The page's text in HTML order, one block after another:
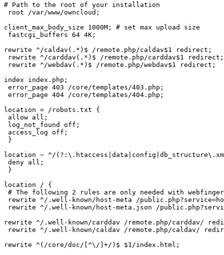
# Path to the root of your installation
root /var/www/owncloud;
client_max_body_size 1000M; # set max upload size
fastcgi_buffers 64 4K;
rewrite ^/caldav(.*)$ /remote.php/caldav$1 redirect;
rewrite ^/carddav(.*)$ /remote.php/carddav$1 redirect;
rewrite ^/webdav(.*)$ /remote.php/webdav$1 redirect;
index index.php;
error_page 403 /core/templates/403.php;
error_page 404 /core/templates/404.php;
location = /robots.txt {
allow all;
log_not_found off;
access_log off;
}
location ~ ^/
deny all;
}
location / {
# The following 2 rules are only needed with webfinger
rewrite ^/.well-known/host-meta /
rewrite ^/.well-known/host-meta.json /
rewrite ^/.well-known/carddav /remote.php/carddav/
rewrite ^/.well-known/caldav /remote.php/caldav/
rewrite ^(/core/doc/[^\/]+/)$ $1/index.html;